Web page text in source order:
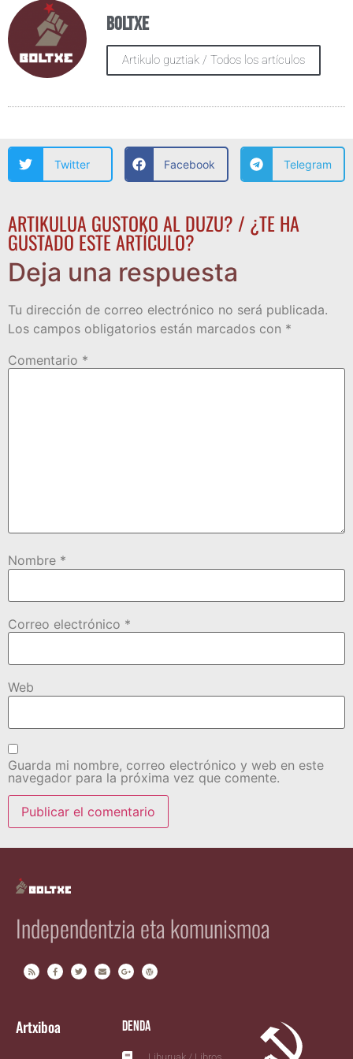
Boltxe
Artikulo guztiak / Todos los artículos
Twitter Facebook Telegram
ARTIKULUA GUSTOKO AL DUZU? / ¿TE HA
GUSTADO ESTE ARTÍCULO?
Deja una respuesta
Tu dirección de correo electrónico no será publicada.
Los campos obligatorios están marcados con *
Comentario *
Nombre *
Correo electrónico *
Web
Guarda mi nombre, correo electrónico y web en este
navegador para la próxima vez que comente.
Independentzia eta komunismoa
Artxiboa Denda